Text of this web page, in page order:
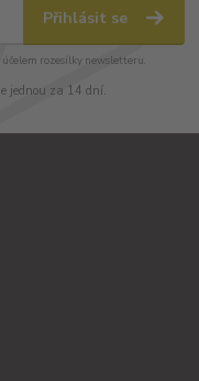
Přihlásit se
rozesílky newsletteru.
jednou za 14 dní.